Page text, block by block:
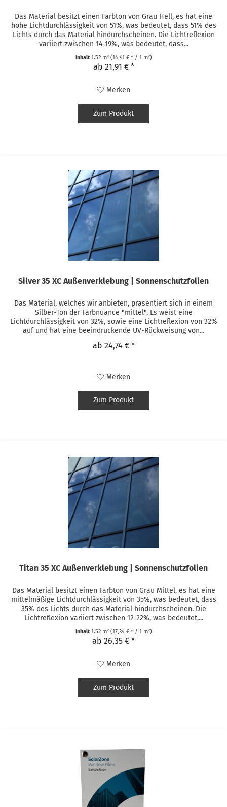
Das Material besitzt einen Farbton von Grau Hell, es hat eine
hohe Lichtdurchlässigkeit von 51%, was bedeutet, dass 51% des
Lichts durch das Material hindurchscheinen. Die Lichtreflexion
variiert zwischen 14-19%, was bedeutet, dass...
Inhalt1.52 m² (14,41 € * / 1 m²)
ab 21,91 € *
Merken
Zum Produkt
Silver 35 XC Außenverklebung | Sonnenschutzfolien
Das Material, welches wir anbieten, präsentiert sich in einem
Silber-Ton der Farbnuance "mittel". Es weist eine
Lichtdurchlässigkeit von 32%, sowie eine Lichtreflexion von 32%
auf und hat eine beeindruckende UV-Rückweisung von...
ab 24,74 € *
Merken
Zum Produkt
Titan 35 XC Außenverklebung | Sonnenschutzfolien
Das Material besitzt einen Farbton von Grau Mittel, es hat eine
mittelmäßige Lichtdurchlässigkeit von 35%, was bedeutet, dass
35% des Lichts durch das Material hindurchscheinen. Die
Lichtreflexion variiert zwischen 12-22%, was bedeutet,...
Inhalt 1.52 m² (17,34 € * / 1 m²)
ab 26,35 € *
Merken
Zum Produkt